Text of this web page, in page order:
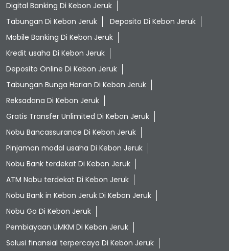
Digital Banking Di Kebon Jeruk
Tabungan Di Kebon Jeruk
Deposito Di Kebon Jeruk
Mobile Banking Di Kebon Jeruk
Kredit usaha Di Kebon Jeruk
Deposito Online Di Kebon Jeruk
Tabungan Bunga Harian Di Kebon Jeruk
Reksadana Di Kebon Jeruk
Gratis Transfer Unlimited Di Kebon Jeruk
Nobu Bancassurance Di Kebon Jeruk
Pinjaman modal usaha Di Kebon Jeruk
Nobu Bank terdekat Di Kebon Jeruk
ATM Nobu terdekat Di Kebon Jeruk
Nobu Bank in Kebon Jeruk Di Kebon Jeruk
Nobu Go Di Kebon Jeruk
Pembiayaan UMKM Di Kebon Jeruk
Solusi finansial terpercaya Di Kebon Jeruk